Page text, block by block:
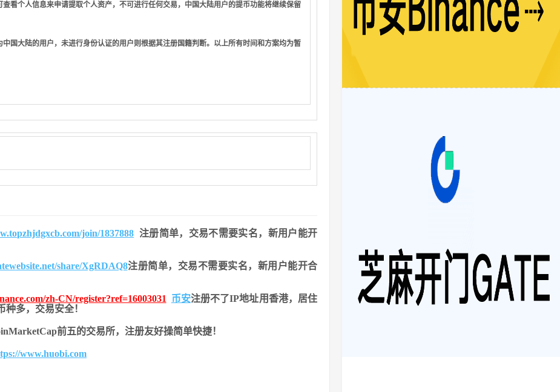
看个人信息来申请提取个人资产，不可进行任何交易，中国大陆用户的提币功能将继续保留
国大陆的用户，未进行身份认证的用户则根据其注册国籍判断。以上所有时间和方案均为暂
join/1837888 注册简单，交易不需要实名，新用户能开
share/XgRDAQ8注册简单，交易不需要实名，新用户能开合
zh-CN/register?ref=16003031 币安注册不了IP地址用香港，居住
多，交易安全！
前五的交易所，注册友好操简单快捷！
www.huobi.com